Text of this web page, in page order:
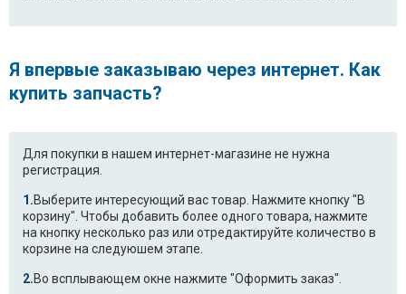
10160NUP.AOWPBWT
WD-
80160NUP.AOWPBWT
WD-
80155NUP.AMSPEAK
F1292ND1.ABWPCOM WD-80266N.AGLPEAK
WD-80154SP.AOWPTSK
12390SDK.AOWPBWT
WD-80264NP.AOWPTSK
WD-
WD-80192N.AOWPUKR
Я впервые заказываю через интернет. Как
купить запчасть?
Для покупки в нашем интернет-магазине не нужна
регистрация.
Выберите интересующий вас товар. Нажмите кнопку "В
корзину". Чтобы добавить более одного товара, нажмите
на кнопку несколько раз или отредактируйте количество в
корзине на следуюшем этапе.
Во всплывающем окне нажмите "Оформить заказ".